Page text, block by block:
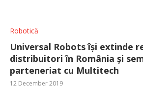
Robotică
Universal Robots își extinde
distribuitori în România și
parteneriat cu Multitech
12 December 2019